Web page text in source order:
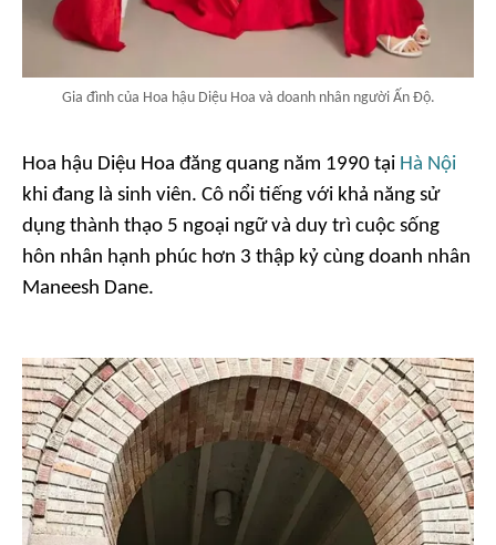
Gia đình của Hoa hậu Diệu Hoa và doanh nhân người Ấn Độ.
Hoa hậu Diệu Hoa đăng quang năm 1990 tại Hà Nội
khi đang là sinh viên. Cô nổi tiếng với khả năng sử
dụng thành thạo 5 ngoại ngữ và duy trì cuộc sống
hôn nhân hạnh phúc hơn 3 thập kỷ cùng doanh nhân
Maneesh Dane.